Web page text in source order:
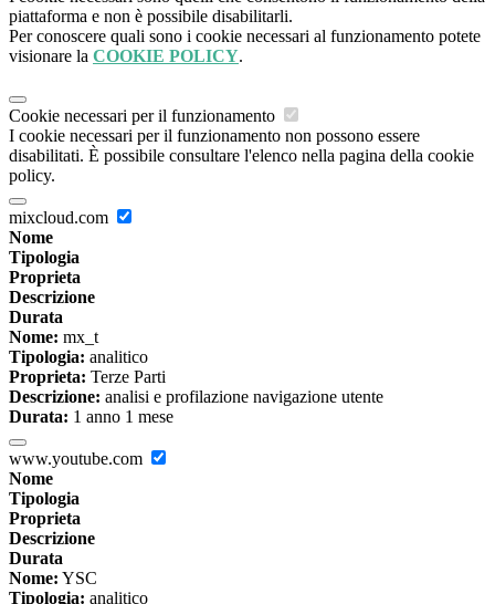
piattaforma e non è possibile disabilitarli.
Per conoscere quali sono i cookie necessari al funzionamento potete
visionare la COOKIE POLICY.
Cookie necessari per il funzionamento
I cookie necessari per il funzionamento non possono essere
disabilitati. È possibile consultare l'elenco nella pagina della cookie
policy.
mixcloud.com
Nome
Tipologia
Proprieta
Descrizione
Durata
Nome: mx_t
Tipologia: analitico
Proprieta: Terze Parti
Descrizione: analisi e profilazione navigazione utente
Durata: 1 anno 1 mese
www.youtube.com
Nome
Tipologia
Proprieta
Descrizione
Durata
Nome: YSC
Tipologia: analitico